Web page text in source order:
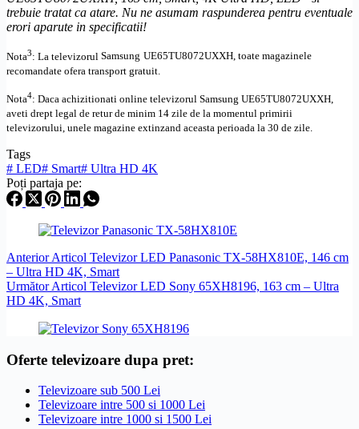
trebuie tratat ca atare. Nu ne asumam raspunderea pentru eventuale
erori aparute in specificatii!
Nota3: La televizorul Samsung UE65TU8072UXXH, toate magazinele
recomandate ofera transport gratuit.
Nota4: Daca achizitionati online televizorul Samsung UE65TU8072UXXH,
aveti drept legal de retur de minim 14 zile de la momentul primirii
televizorului, unele magazine extinzand aceasta perioada la 30 de zile.
Tags
# LED# Smart# Ultra HD 4K
Poți partaja pe:
AnteriorArticol Televizor LED Panasonic TX-58HX810E, 146 cm
– Ultra HD 4K, Smart
UrmătorArticol Televizor LED Sony 65XH8196, 163 cm – Ultra
HD 4K, Smart
Oferte televizoare dupa pret:
Televizoare sub 500 Lei
Televizoare intre 500 si 1000 Lei
Televizoare intre 1000 si 1500 Lei